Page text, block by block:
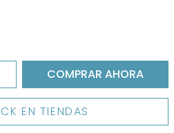
COMPRAR AHORA
EN TIENDAS